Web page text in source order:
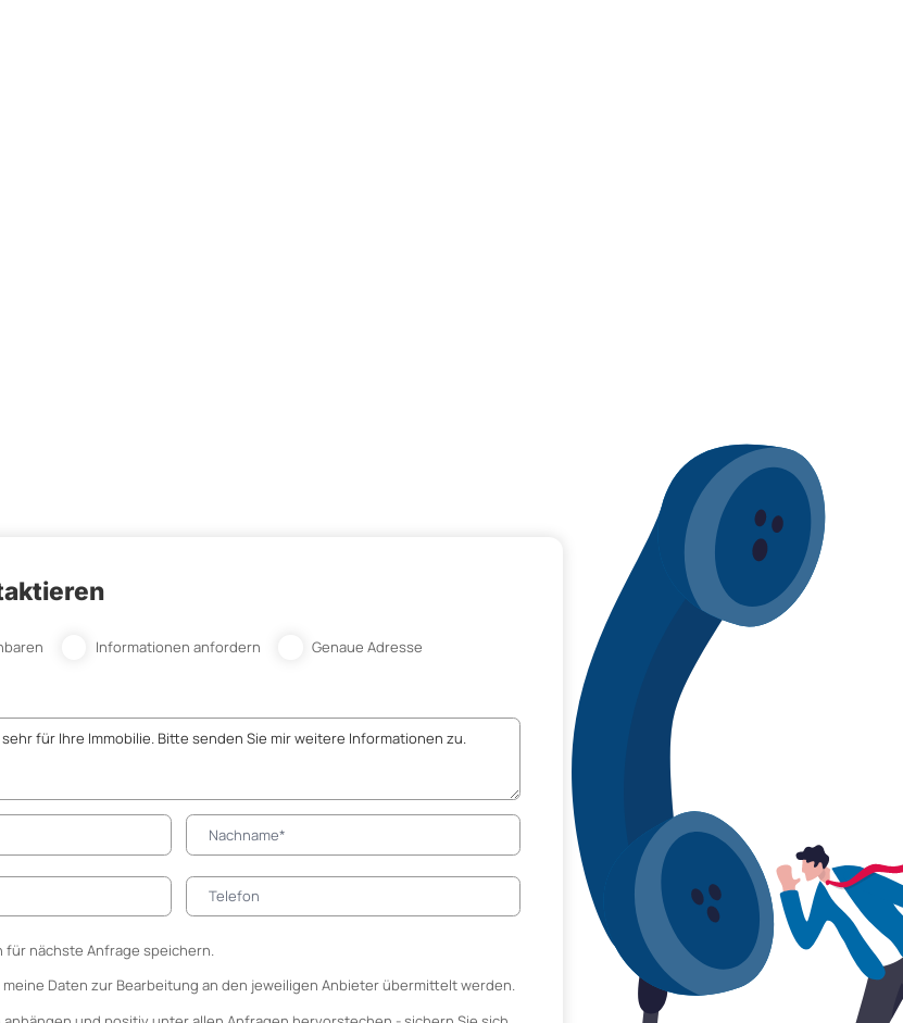
Informationen anfordern Genaue Adresse
für nächste Anfrage speichern.
meine Daten zur Bearbeitung an den jeweiligen Anbieter übermittelt werden.